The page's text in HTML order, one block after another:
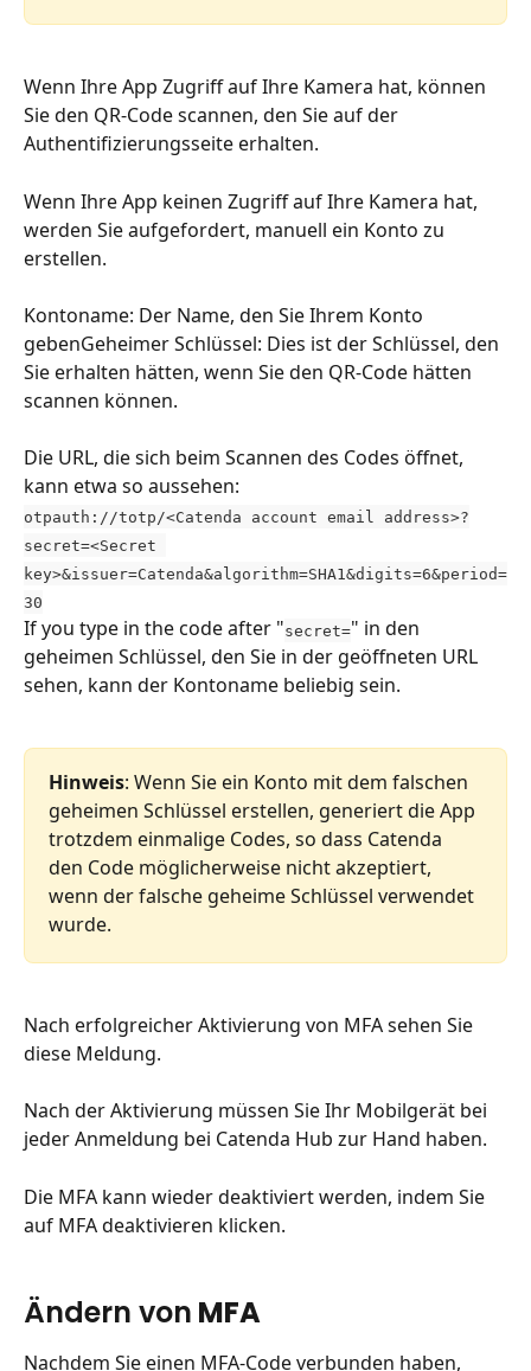
Wenn Ihre App Zugriff auf Ihre Kamera hat, können
Sie den QR-Code scannen, den Sie auf der
Authentifizierungsseite erhalten.
Wenn Ihre App keinen Zugriff auf Ihre Kamera hat,
werden Sie aufgefordert, manuell ein Konto zu
erstellen.
Kontoname: Der Name, den Sie Ihrem Konto
gebenGeheimer Schlüssel: Dies ist der Schlüssel, den
Sie erhalten hätten, wenn Sie den QR-Code hätten
scannen können.
Die URL, die sich beim Scannen des Codes öffnet,
kann etwa so aussehen:
otpauth://totp/<Catenda account email address>?
secret=<Secret
key>&issuer=Catenda&algorithm=SHA1&digits=6&period=
30
If you type in the code after "secret=" in den
geheimen Schlüssel, den Sie in der geöffneten URL
sehen, kann der Kontoname beliebig sein.
Hinweis: Wenn Sie ein Konto mit dem falschen
geheimen Schlüssel erstellen, generiert die App
trotzdem einmalige Codes, so dass Catenda
den Code möglicherweise nicht akzeptiert,
wenn der falsche geheime Schlüssel verwendet
wurde.
Nach erfolgreicher Aktivierung von MFA sehen Sie
diese Meldung.
Nach der Aktivierung müssen Sie Ihr Mobilgerät bei
jeder Anmeldung bei Catenda Hub zur Hand haben.
Die MFA kann wieder deaktiviert werden, indem Sie
auf MFA deaktivieren klicken.
Ändern von MFA
Nachdem Sie einen MFA-Code verbunden haben,